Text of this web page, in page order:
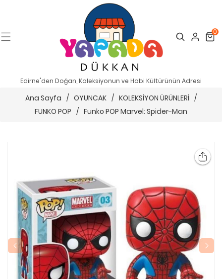
Search Cart
0
Edirne'den Doğan, Koleksiyonun ve Hobi Kültürünün Adresi
Ana Sayfa / OYUNCAK / KOLEKSİYON ÜRÜNLERİ /
FUNKO POP / Funko POP Marvel: Spider-Man